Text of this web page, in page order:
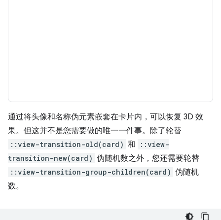
通过将头像和名称伪元素嵌套在卡片内，可以恢复 3D 效
果。但这并不是您需要做的唯一一件事。除了轮替
::view-transition-old(card) 和
::view-
transition-new(card) 伪随机数之外，您还需要轮替
::view-transition-group-children(card) 伪随机
数。